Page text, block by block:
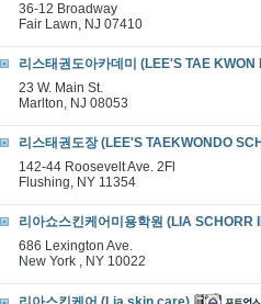
36-12 Broadway
Fair Lawn, NJ 07410
리스태권도아카데미 (LEE'S TAE
23 W. Main St.
Marlton, NJ 08053
리스태권도장 (LEE'S TAEKWONDO
142-44 Roosevelt Ave. 2Fl
Flushing, NY 11354
리아쇼스킨케어미용학원 (LIA SCHORR
686 Lexington Ave.
New York , NY 10022